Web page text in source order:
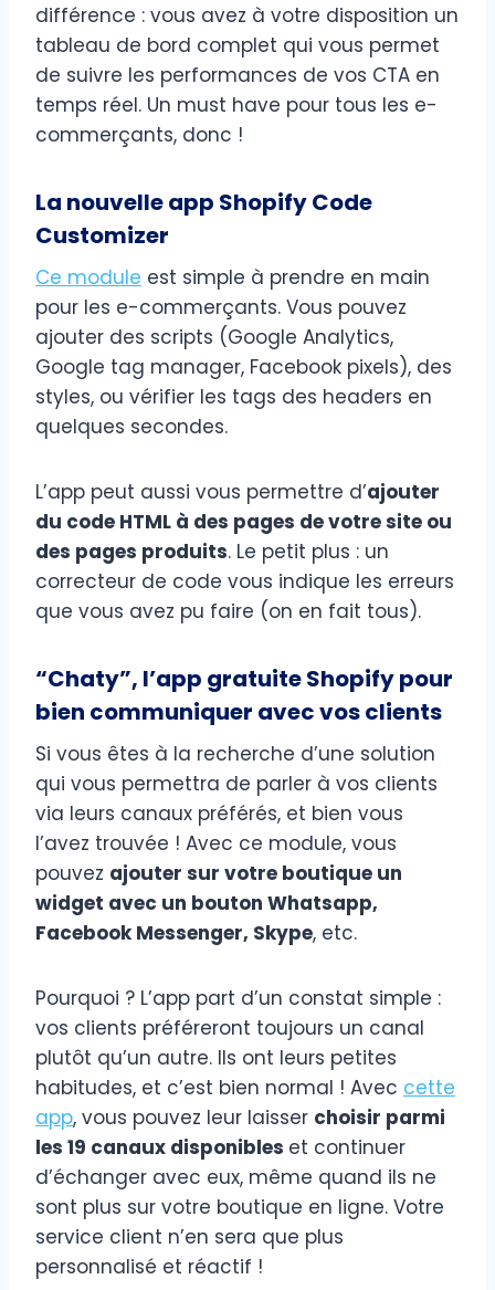
différence : vous avez à votre disposition un
tableau de bord complet qui vous permet
de suivre les performances de vos CTA en
temps réel. Un must have pour tous les e-
commerçants, donc !
La nouvelle app Shopify Code
Customizer
Ce module est simple à prendre en main
pour les e-commerçants. Vous pouvez
ajouter des scripts (Google Analytics,
Google tag manager, Facebook pixels), des
styles, ou vérifier les tags des headers en
quelques secondes.
L’app peut aussi vous permettre d’ajouter
du code HTML à des pages de votre site ou
des pages produits. Le petit plus : un
correcteur de code vous indique les erreurs
que vous avez pu faire (on en fait tous).
“Chaty”, l’app gratuite Shopify pour
bien communiquer avec vos clients
Si vous êtes à la recherche d’une solution
qui vous permettra de parler à vos clients
via leurs canaux préférés, et bien vous
l’avez trouvée ! Avec ce module, vous
pouvez ajouter sur votre boutique un
widget avec un bouton Whatsapp,
Facebook Messenger, Skype, etc.
Pourquoi ? L’app part d’un constat simple :
vos clients préféreront toujours un canal
plutôt qu’un autre. Ils ont leurs petites
habitudes, et c’est bien normal ! Avec cette
app, vous pouvez leur laisser choisir parmi
les 19 canaux disponibles et continuer
d’échanger avec eux, même quand ils ne
sont plus sur votre boutique en ligne. Votre
service client n’en sera que plus
personnalisé et réactif !